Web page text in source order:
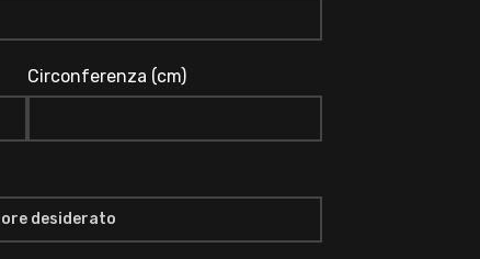
Circonferenza (cm)